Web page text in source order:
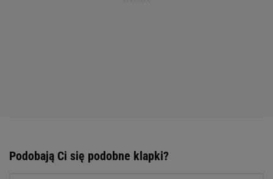
Podobają Ci się podobne klapki?